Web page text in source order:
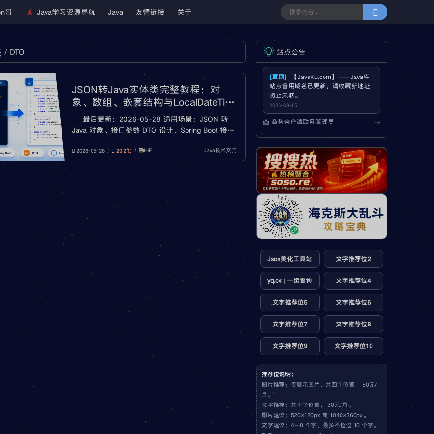
哥 Java学习资源导航 Java 友情链接 关于
DTO
JSON转Java实体类完整教程：对
象、数组、嵌套结构与LocalDateTim
e处理
最后更新：2026-05-28 适用场景：JSON 转
Java 对象、接口参数 DTO 设计、Spring Boot 接收
JSON、Jackson 序列化与反序列化、
LocalDateTime 时间格式处理、JSON 字段类型不匹
配排查 Java 后端开发中，JSON 几乎每天都会遇
到。 常见场
2026-05-28 29.2℃ HiF Java技术交流
站点公告
[置顶]
【JavaKu.com】——Java库
站点备用域名已更新，请收藏新地址
防止失联。
2026-08-05
📩 商务合作请联系管理员 →
Json美化工具站 文字推荐位2
yq.cx | 一起查询 文字推荐位4
文字推荐位5 文字推荐位6
文字推荐位7 文字推荐位8
文字推荐位9 文字推荐位10
推荐位说明：
图片推荐：仅展示图片，共四个位置， 50元/
月。
文字推荐：共十个位置， 30元/月。
图片建议：520×180px 或 1040×360px。
文字建议：4～8 个字，最多不超过 10 个字。